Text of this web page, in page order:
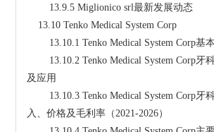
        13.9.5 Miglionico srl最新发展动态
    13.10 Tenko Medical System Corp
13.10.1 Tenko Medical System Corp基
及应用
入、价格及毛利率（2021-2026）